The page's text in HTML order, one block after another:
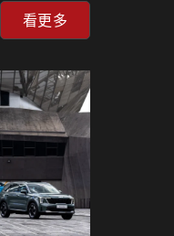
且 Model
品牌轎車及
受矚目的全
7、8 月台灣
今年六月首批
據最新…
看更多